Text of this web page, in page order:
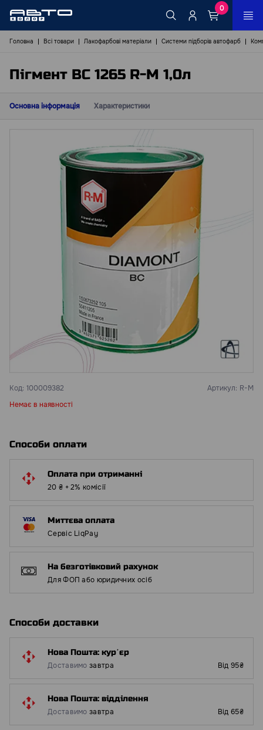
0
Головна Всі товари Лакофарбові матеріали Системи підборів автофарб
Пігмент BC 1265 R-M 1,0л
Основна інформація Характеристики
Код: 100009382 Артикул: R-M
Немає в наявності
Способи оплати
Оплата при отриманні
20 ₴ + 2% комісії
Миттєва оплата
Сервіс LiqPay
На безготівковий рахунок
Для ФОП або юридичних осіб
Способи доставки
Нова Пошта: курʼєр
Доставимо завтра Від 95₴
Нова Пошта: відділення
Доставимо завтра Від 65₴